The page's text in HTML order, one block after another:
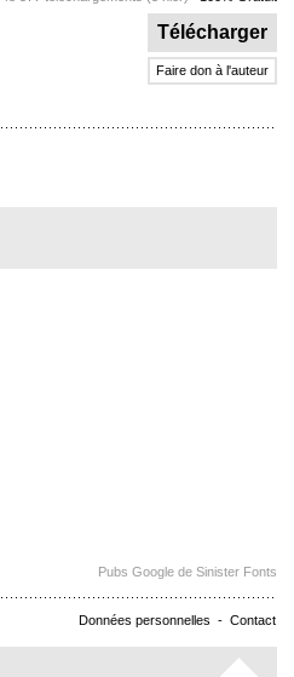
Télécharger
Faire don à l'auteur
Pubs Google de Sinister Fonts
Données personnelles - Contact